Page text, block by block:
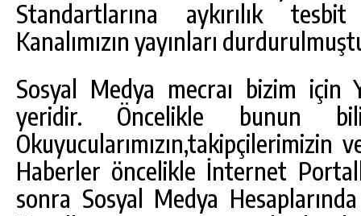
Standartlarına aykırılık
Kanalımızın yayınları
Sosyal Medya mecraı bizim için
yeridir. Öncelikle bunun
Okuyucularımızın,takipçilerimizin
Haberler öncelikle İnternet
sonra Sosyal Medya